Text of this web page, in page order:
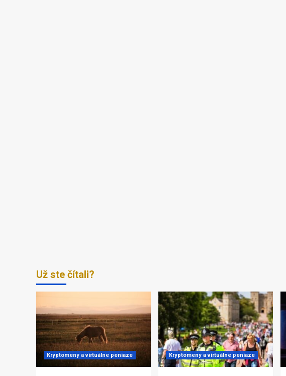
Už ste čítali?
Kryptomeny a virtuálne peniaze Kryptomeny a virtuálne peniaze